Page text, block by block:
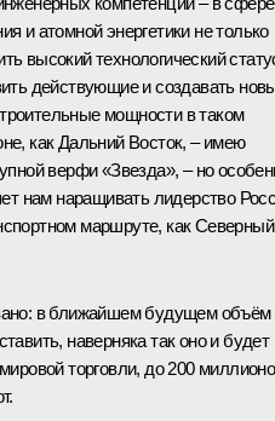
и атомной энергетики не только
высокий технологический
действующие и создавать
мощности в таком
как Дальний Восток, ‒ имею
верфи «Звезда», ‒ но
нам наращивать лидерство
маршруте, как Северный
в ближайшем будущем объём
наверняка так оно и будет
торговли, до 200